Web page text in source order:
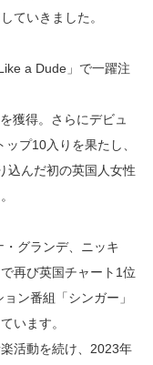
ていきました。
a Dude」で一躍注
獲得。さらにデビュ
プ10入りを果たし、
込んだ初の英国人女性
グランデ、ニッキ
再び英国チャート1位
ン番組「シンガー」
います。
活動を続け、2023年